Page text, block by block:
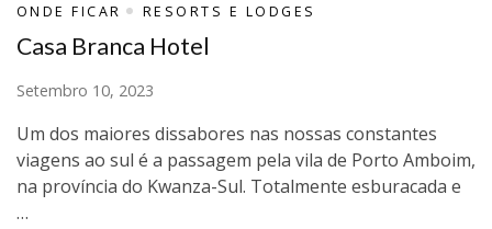
ONDE FICAR RESORTS E LODGES
Casa Branca Hotel
Setembro 10, 2023
Um dos maiores dissabores nas nossas constantes
viagens ao sul é a passagem pela vila de Porto Amboim,
na província do Kwanza-Sul. Totalmente esburacada e
…